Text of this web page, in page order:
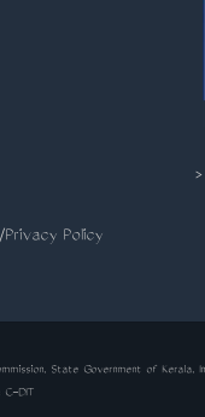
Policy
State Government of Kerala,
C-DIT